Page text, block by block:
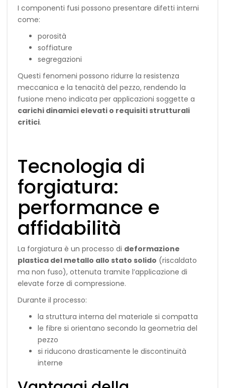
I componenti fusi possono presentare difetti interni
come:
porosità
soffiature
segregazioni
Questi fenomeni possono ridurre la resistenza
meccanica e la tenacità del pezzo, rendendo la
fusione meno indicata per applicazioni soggette a
carichi dinamici elevati o requisiti strutturali
critici.
Tecnologia di
forgiatura:
performance e
affidabilità
La forgiatura è un processo di deformazione
plastica del metallo allo stato solido (riscaldato
ma non fuso), ottenuta tramite l’applicazione di
elevate forze di compressione.
Durante il processo:
la struttura interna del materiale si compatta
le fibre si orientano secondo la geometria del
pezzo
si riducono drasticamente le discontinuità
interne